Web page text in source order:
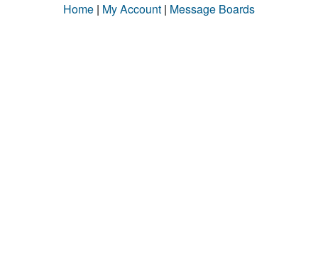
Home | My Account | Message Boards